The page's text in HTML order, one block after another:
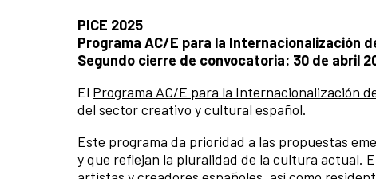
PICE 2025
Programa AC/E para la Internacionalización
Segundo cierre de convocatoria: 30 de abril
El Programa AC/E para la Internacionalización
del sector creativo y cultural español.
Este programa da prioridad a las propuestas
y que reflejan la pluralidad de la cultura actual.